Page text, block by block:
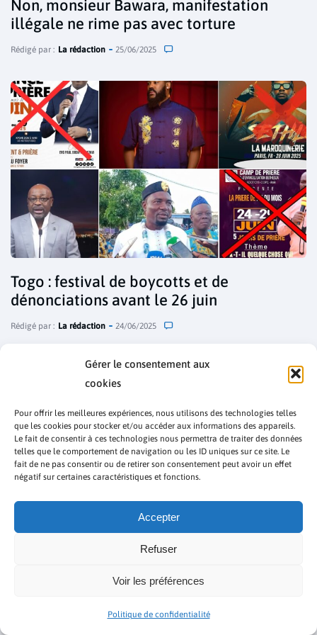
Gérer le consentement aux
cookies
Pour offrir les meilleures expériences, nous utilisons des technologies telles
que les cookies pour stocker et/ou accéder aux informations des appareils.
Le fait de consentir à ces technologies nous permettra de traiter des données
telles que le comportement de navigation ou les ID uniques sur ce site. Le
fait de ne pas consentir ou de retirer son consentement peut avoir un effet
négatif sur certaines caractéristiques et fonctions.
Accepter
Refuser
Voir les préférences
Politique de confidentialité
Non, monsieur Bawara, manifestation
illégale ne rime pas avec torture
Rédigé par : La rédaction 25/06/2025
Togo : festival de boycotts et de
dénonciations avant le 26 juin
Rédigé par : La rédaction 24/06/2025
Togo : Togo : que cache la suspension de
RFI et France 24 ?